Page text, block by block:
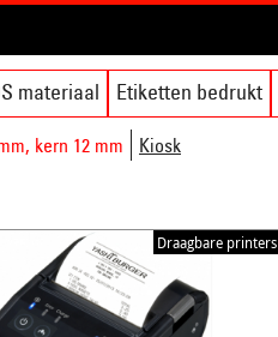
materiaal Etiketten bedrukt
kern 12 mm Kiosk
Draagbare printers